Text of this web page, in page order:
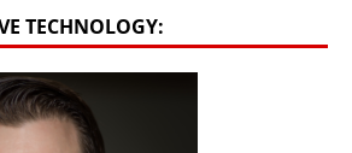
TECHNOLOGY: